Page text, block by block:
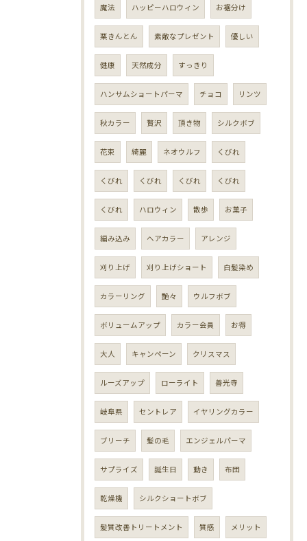
魔法 ハッピーハロウィン お裾分け
栗きんとん 素敵なプレゼント 優しい
健康 天然成分 すっきり
ハンサムショートパーマ チョコ リンツ
秋カラー 贅沢 頂き物 シルクボブ
花束 綺麗 ネオウルフ くびれ
くびれ くびれ くびれ くびれ
くびれ ハロウィン 散歩 お菓子
編み込み ヘアカラー アレンジ
刈り上げ 刈り上げショート 白髪染め
カラーリング 艶々 ウルフボブ
ボリュームアップ カラー会員 お得
大人 キャンペーン クリスマス
ルーズアップ ローライト 善光寺
岐阜県 セントレア イヤリングカラー
ブリーチ 髪の毛 エンジェルパーマ
サプライズ 誕生日 動き 布団
乾燥機 シルクショートボブ
髪質改善トリートメント 質感 メリット